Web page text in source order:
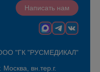
Написать нам
ООО "ГК "РУСМЕДИКАЛ"
вн.тер.г.